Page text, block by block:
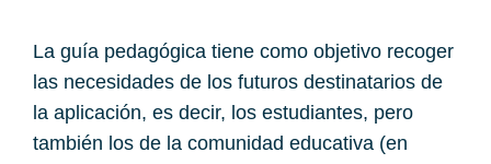
La guía pedagógica tiene como objetivo recoger
las necesidades de los futuros destinatarios de
la aplicación, es decir, los estudiantes, pero
también los de la comunidad educativa (en